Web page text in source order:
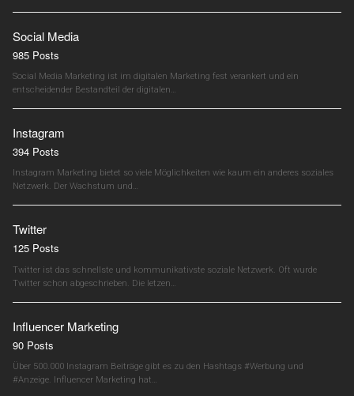
Social Media
985 Posts
Social Media Marketing ist im digitalen Marketing fest verankert und ein
entscheidender Bestandteil der digitalen…
Instagram
394 Posts
Instagram Marketing bietet so viele Möglichkeiten wie kaum ein anderes soziales
Netzwerk. Der Wachstum und…
Twitter
125 Posts
Twitter ist das schnellste und kommunikativste soziale Netzwerk. Oft wurde
Twitter schon abgeschrieben. Die letzen…
Influencer Marketing
90 Posts
Über 500.000 Instagram Beiträge gibt es zu den Hashtags #Werbung und
#Anzeige. Influencer Marketing hat…